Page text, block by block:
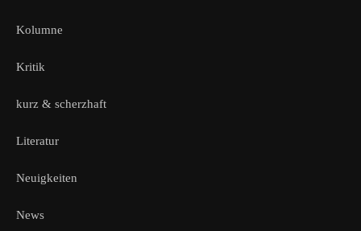
Kolumne
Kritik
kurz & scherzhaft
Literatur
Neuigkeiten
News